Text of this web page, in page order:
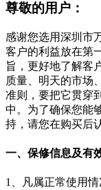
尊敬的用户：
感谢您选用深圳市
客户的利益放在第
旨，更好地了解客
质量、明天的市场
准则，要把它贯穿
中。为了确保您能
持，请您在购买后
一、保修信息及有
1、凡属正常使用